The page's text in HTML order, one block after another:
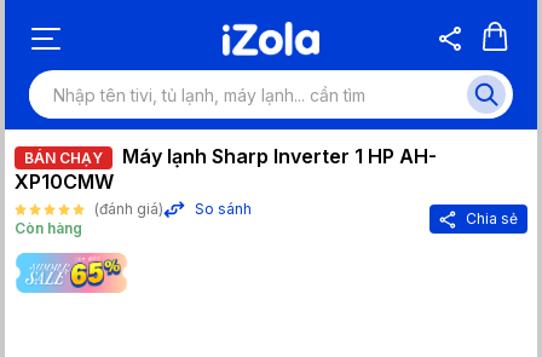
BÁN CHẠY
Máy lạnh Sharp Inverter 1 HP AH-
XP10CMW
(đánh giá)
So sánh
Còn hàng
Chia sẻ